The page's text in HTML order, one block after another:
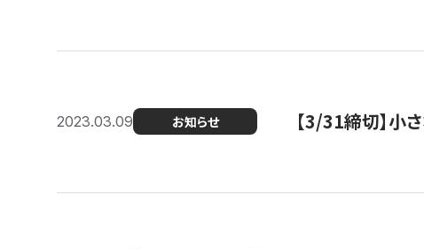
2023.03.09 お知らせ 【3/31締切】小